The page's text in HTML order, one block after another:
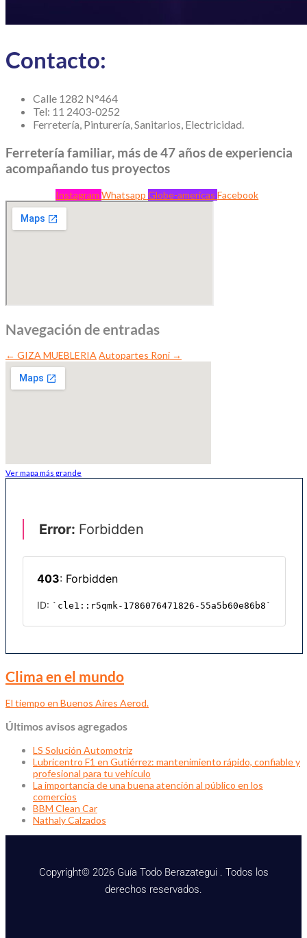
Contacto:
Calle 1282 N°464
Tel: 11 2403-0252
Ferretería, Pinturería, Sanitarios, Electricidad.
Ferretería familiar, más de 47 años de experiencia
acompañando tus proyectos
Instagram Whatsapp Globe-americas Facebook
Navegación de entradas
← GIZA MUEBLERIA Autopartes Roni →
Ver mapa más grande
Clima en el mundo
El tiempo en Buenos Aires Aerod.
Últimos avisos agregados
LS Solución Automotriz
Lubricentro F1 en Gutiérrez: mantenimiento rápido, confiable y
profesional para tu vehículo
La importancia de una buena atención al público en los
comercios
BBM Clean Car
Nathaly Calzados
Copyright© 2026 Guía Todo Berazategui . Todos los
derechos reservados.